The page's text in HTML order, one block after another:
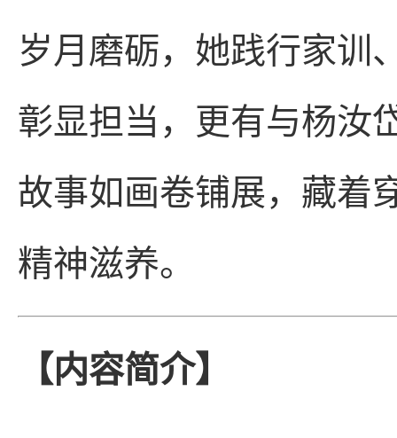
岁月磨砺，她践行家训
彰显担当，更有与杨汝
故事如画卷铺展，藏着
精神滋养。
【内容简介】